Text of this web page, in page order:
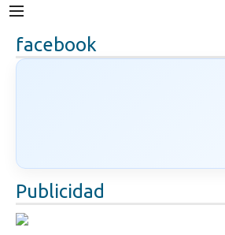
facebook
Publicidad